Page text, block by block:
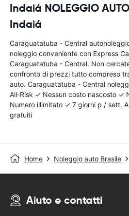
Indaiá NOLEGGIO
Indaiá
Caraguatatuba - Central
noleggio conveniente con Express
Caraguatatuba - Central. Non
confronto di prezzi tutto compreso
auto. Caraguatatuba - Central
All-Risk ✓ Nessun costo nascosto ✓
Numero illimitato ✓ 7 giorni p / sett.
gratuiti
Home Noleggio auto Brasile
Aiuto e contatti